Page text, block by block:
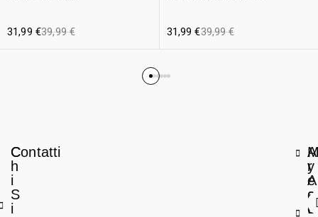
39,99€
31,99 € 39,99€
31,99€
C
h
i
S
i
Contatti
A
r
e
a
L
y
A
c
c